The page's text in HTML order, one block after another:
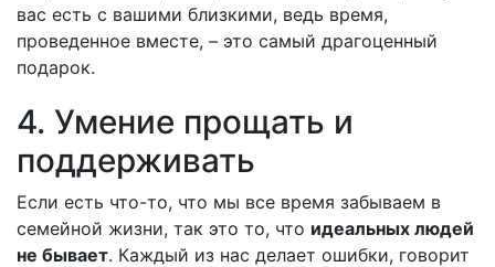
вас есть с вашими близкими, ведь время,
проведенное вместе, – это самый драгоценный
подарок.
4. Умение прощать и
поддерживать
Если есть что-то, что мы все время забываем в
семейной жизни, так это то, что идеальных людей
не бывает. Каждый из нас делает ошибки, говорит